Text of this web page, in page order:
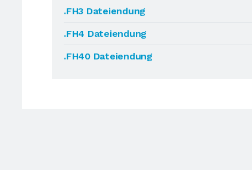
.FH3 Dateiendung
.FH4 Dateiendung
.FH40 Dateiendung